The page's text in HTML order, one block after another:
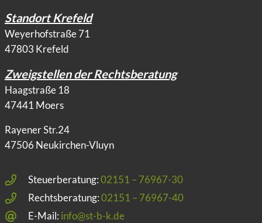
Standort Krefeld
Weyerhofstraße 71
47803 Krefeld
Zweigstellen der Rechtsberatung
Haagstraße 18
47441 Moers
Rayener Str.24
47506 Neukirchen-Vluyn
Steuerberatung:02151 – 76967-30
Rechtsberatung:02151 – 76967-40
E-Mail: info@st-b-k.de